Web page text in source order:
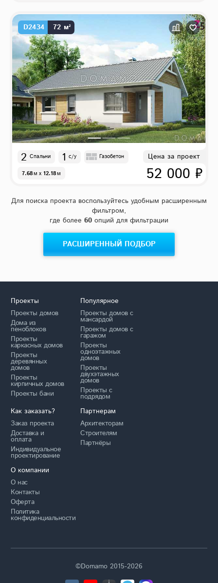
D2434 72 м²
2 Спальни 1 с/у Газобетон
7.68м x 12.18м
Цена за проект
52 000 ₽
Для поиска проекта воспользуйтесь удобным расширенным
фильтром,
где более 60 опций для фильтрации
РАСШИРЕННЫЙ ПОДБОР
Проекты
Проекты домов
Дома из
пеноблоков
Проекты
каркасных домов
Проекты
деревянных
домов
Проекты
кирпичных домов
Проекты бани
Популярное
Проекты домов с
мансардой
Проекты домов с
гаражом
Проекты
одноэтажных
домов
Проекты
двухэтажных
домов
Проекты с
подрядом
Как заказать?
Заказ проекта
Доставка и
оплата
Индивидуальное
проектирование
Партнерам
Архитекторам
Строителям
Партнёры
О компании
О нас
Контакты
Оферта
Политика
конфиденциальности
©Domamo 2015-2026